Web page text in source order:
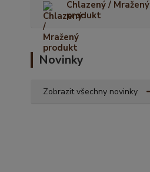
Chlazený / Mražený
produkt
Novinky
Zobrazit všechny novinky